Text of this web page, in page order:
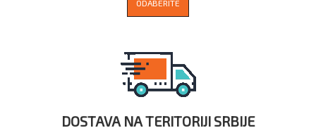
ODABERITE
DOSTAVA NA TERITORIJI SRBIJE